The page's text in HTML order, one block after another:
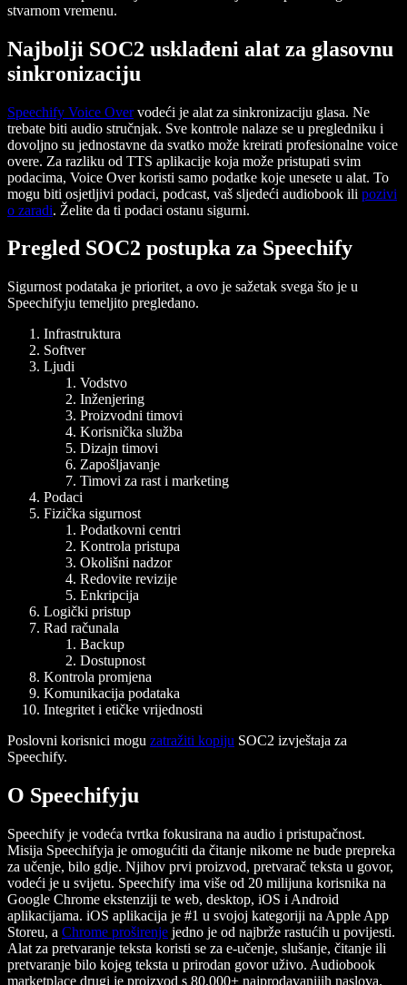
stvarnom vremenu.
Najbolji SOC2 usklađeni alat za glasovnu
sinkronizaciju
Speechify Voice Overvodeći je alat za sinkronizaciju glasa. Ne
trebate biti audio stručnjak. Sve kontrole nalaze se u pregledniku i
dovoljno su jednostavne da svatko može kreirati profesionalne voice
overe. Za razliku od TTS aplikacije koja može pristupati svim
podacima, Voice Over koristi samo podatke koje unesete u alat. To
mogu biti osjetljivi podaci, podcast, vaš sljedeći audiobook ili pozivi
o zaradi. Želite da ti podaci ostanu sigurni.
Pregled SOC2 postupka za Speechify
Sigurnost podataka je prioritet, a ovo je sažetak svega što je u
Speechifyju temeljito pregledano.
Infrastruktura
Softver
Ljudi
Vodstvo
Inženjering
Proizvodni timovi
Korisnička služba
Dizajn timovi
Zapošljavanje
Timovi za rast i marketing
Podaci
Fizička sigurnost
Podatkovni centri
Kontrola pristupa
Okolišni nadzor
Redovite revizije
Enkripcija
Logički pristup
Rad računala
Backup
Dostupnost
Kontrola promjena
Komunikacija podataka
Integritet i etičke vrijednosti
Poslovni korisnici mogu zatražiti kopiju SOC2 izvještaja za
Speechify.
O Speechifyju
Speechify je vodeća tvrtka fokusirana na audio i pristupačnost.
Misija Speechifyja je omogućiti da čitanje nikome ne bude prepreka
za učenje, bilo gdje. Njihov prvi proizvod, pretvarač teksta u govor,
vodeći je u svijetu. Speechify ima više od 20 milijuna korisnika na
Google Chrome ekstenziji te web, desktop, iOS i Android
aplikacijama. iOS aplikacija je #1 u svojoj kategoriji na Apple App
Storeu, a Chrome proširenje jedno je od najbrže rastućih u povijesti.
Alat za pretvaranje teksta koristi se za e-učenje, slušanje, čitanje ili
pretvaranje bilo kojeg teksta u prirodan govor uživo. Audiobook
marketplace drugi je proizvod s 80.000+ najprodavanijih naslova.